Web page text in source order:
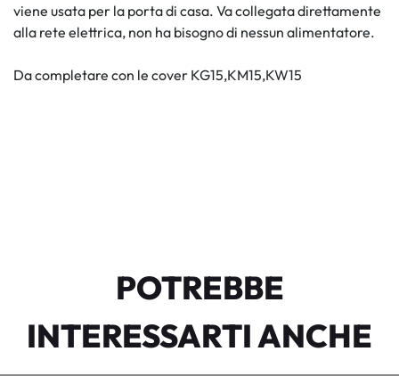
viene usata per la porta di casa. Va collegata direttamente
alla rete elettrica, non ha bisogno di nessun alimentatore.
Da completare con le cover KG15,KM15,KW15
POTREBBE
INTERESSARTI ANCHE